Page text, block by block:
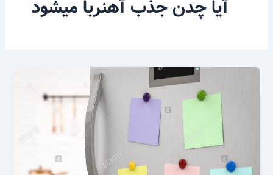
آیا چدن جذب آهنربا میشود